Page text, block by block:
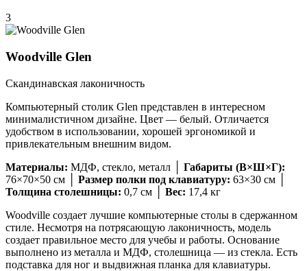
3
Woodville Glen
Скандинавская лаконичность
Компьютерный столик Glen представлен в интересном
минималистичном дизайне. Цвет — белый. Отличается
удобством в использовании, хорошей эргономикой и
привлекательным внешним видом.
Материалы: МДФ, стекло, металл │ Габариты (В×Ш×Г):
76×70×50 см │ Размер полки под клавиатуру: 63×30 см │
Толщина столешницы: 0,7 см │ Вес: 17,4 кг
Woodville создает лучшие компьютерные столы в сдержанном
стиле. Несмотря на потрясающую лаконичность, модель
создает правильное место для учебы и работы. Основание
выполнено из металла и МДФ, столешница — из стекла. Есть
подставка для ног и выдвижная планка для клавиатуры.